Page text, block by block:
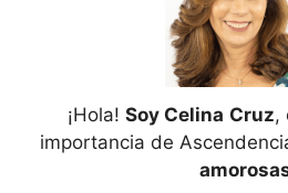
¡Hola! Soy Celina Cruz,
importancia de